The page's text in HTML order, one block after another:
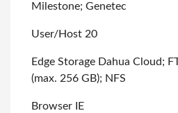
Milestone; Genetec
User/Host 20
Edge Storage Dahua Cloud;
(max. 256 GB); NFS
Browser IE